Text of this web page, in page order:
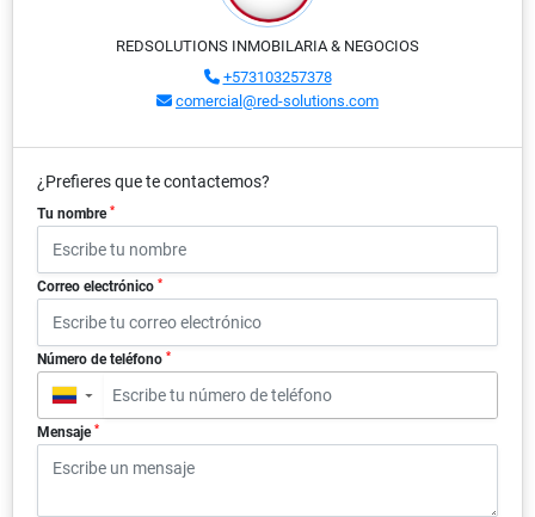
REDSOLUTIONS INMOBILARIA & NEGOCIOS
+573103257378
comercial@red-solutions.com
¿Prefieres que te contactemos?
Tu nombre *
Correo electrónico *
Número de teléfono *
▼
Mensaje *